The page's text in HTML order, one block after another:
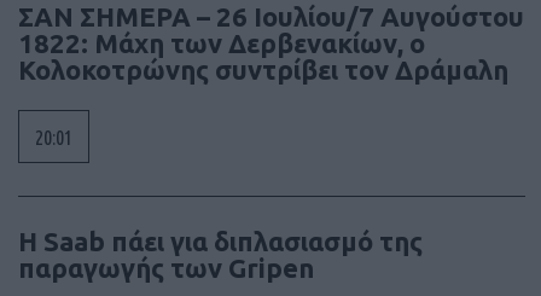
ΣΑΝ ΣΗΜΕΡΑ – 26 Ιουλίου/7 Αυγούστου
1822: Μάχη των Δερβενακίων, ο
Κολοκοτρώνης συντρίβει τον Δράμαλη
20:01
H Saab πάει για διπλασιασμό της
παραγωγής των Gripen